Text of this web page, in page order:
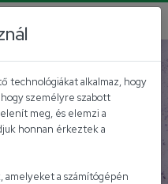
technológiákat alkalmaz, hogy
személyre szabott
meg, és elemzi a
honnan érkeztek a
amelyeket a számítógépén